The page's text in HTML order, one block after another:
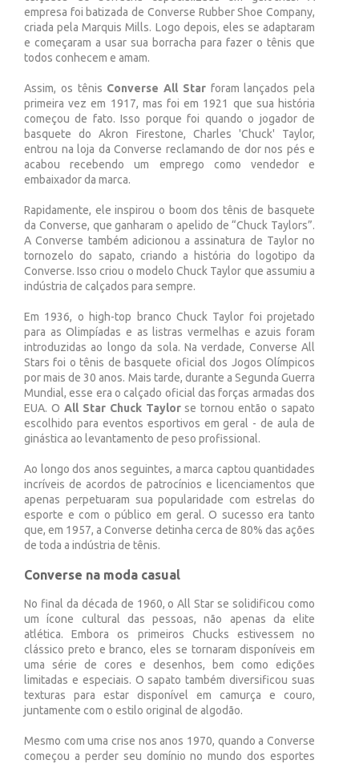
empresa foi batizada de Converse Rubber Shoe Company,
criada pela Marquis Mills. Logo depois, eles se adaptaram
e começaram a usar sua borracha para fazer o tênis que
todos conhecem e amam.
Assim, os tênis Converse All Starforam lançados pela
primeira vez em 1917, mas foi em 1921 que sua história
começou de fato. Isso porque foi quando o jogador de
basquete do Akron Firestone, Charles 'Chuck' Taylor,
entrou na loja da Converse reclamando de dor nos pés e
acabou recebendo um emprego como vendedor e
embaixador da marca.
Rapidamente, ele inspirou o boom dos tênis de basquete
da Converse, que ganharam o apelido de “Chuck Taylors”.
A Converse também adicionou a assinatura de Taylor no
tornozelo do sapato, criando a história do logotipo da
Converse. Isso criou o modelo Chuck Taylor que assumiu a
indústria de calçados para sempre.
Em 1936, o high-top branco Chuck Taylor foi projetado
para as Olimpíadas e as listras vermelhas e azuis foram
introduzidas ao longo da sola. Na verdade, Converse All
Stars foi o tênis de basquete oficial dos Jogos Olímpicos
por mais de 30 anos. Mais tarde, durante a Segunda Guerra
Mundial, esse era o calçado oficial das forças armadas dos
EUA. O All Star Chuck Taylorse tornou então o sapato
escolhido para eventos esportivos em geral - de aula de
ginástica ao levantamento de peso profissional.
Ao longo dos anos seguintes, a marca captou quantidades
incríveis de acordos de patrocínios e licenciamentos que
apenas perpetuaram sua popularidade com estrelas do
esporte e com o público em geral. O sucesso era tanto
que, em 1957, a Converse detinha cerca de 80% das ações
de toda a indústria de tênis.
Converse na moda casual
No final da década de 1960, o All Star se solidificou como
um ícone cultural das pessoas, não apenas da elite
atlética. Embora os primeiros Chucks estivessem no
clássico preto e branco, eles se tornaram disponíveis em
uma série de cores e desenhos, bem como edições
limitadas e especiais. O sapato também diversificou suas
texturas para estar disponível em camurça e couro,
juntamente com o estilo original de algodão.
Mesmo com uma crise nos anos 1970, quando a Converse
começou a perder seu domínio no mundo dos esportes